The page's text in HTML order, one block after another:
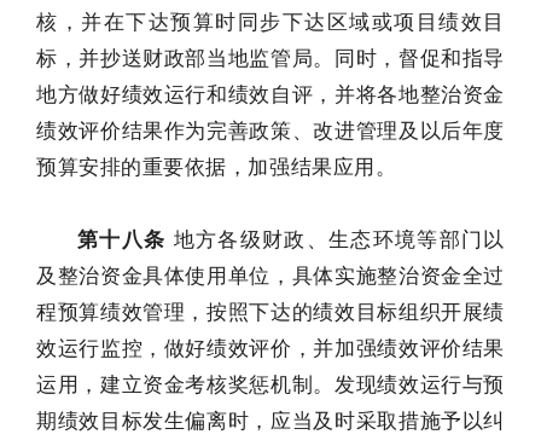
核，并在下达预算时同步下达区域或项目绩效目
标，并抄送财政部当地监管局。同时，督促和指导
地方做好绩效运行和绩效自评，并将各地整治资金
绩效评价结果作为完善政策、改进管理及以后年度
预算安排的重要依据，加强结果应用。
第十八条 地方各级财政、生态环境等部门以
及整治资金具体使用单位，具体实施整治资金全过
程预算绩效管理，按照下达的绩效目标组织开展绩
效运行监控，做好绩效评价，并加强绩效评价结果
运用，建立资金考核奖惩机制。发现绩效运行与预
期绩效目标发生偏离时，应当及时采取措施予以纠